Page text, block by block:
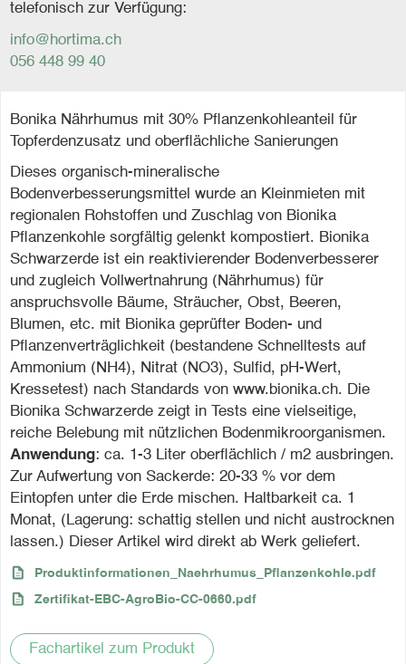
telefonisch zur Verfügung:
info@hortima.ch
056 448 99 40
Bonika Nährhumus mit 30% Pflanzenkohleanteil für
Topferdenzusatz und oberflächliche Sanierungen
Dieses organisch-mineralische
Bodenverbesserungsmittel wurde an Kleinmieten mit
regionalen Rohstoffen und Zuschlag von Bionika
Pflanzenkohle sorgfältig gelenkt kompostiert. Bionika
Schwarzerde ist ein reaktivierender Bodenverbesserer
und zugleich Vollwertnahrung (Nährhumus) für
anspruchsvolle Bäume, Sträucher, Obst, Beeren,
Blumen, etc. mit Bionika geprüfter Boden- und
Pflanzenverträglichkeit (bestandene Schnelltests auf
Ammonium (NH4), Nitrat (NO3), Sulfid, pH-Wert,
Kressetest) nach Standards von www.bionika.ch. Die
Bionika Schwarzerde zeigt in Tests eine vielseitige,
reiche Belebung mit nützlichen Bodenmikroorganismen.
Anwendung: ca. 1-3 Liter oberflächlich / m2 ausbringen.
Zur Aufwertung von Sackerde: 20-33 % vor dem
Eintopfen unter die Erde mischen. Haltbarkeit ca. 1
Monat, (Lagerung: schattig stellen und nicht austrocknen
lassen.) Dieser Artikel wird direkt ab Werk geliefert.
description
Produktinformationen_Naehrhumus_Pflanzenkohle.pdf
description Zertifikat-EBC-AgroBio-CC-0660.pdf
Fachartikel zum Produkt